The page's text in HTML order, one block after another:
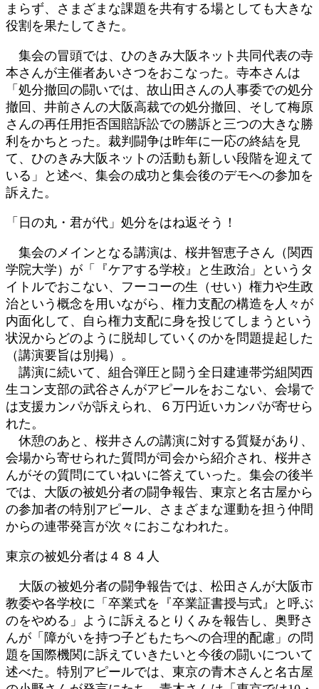
まらず、さまざまな課題を共有する場としても大きな
役割を果たしてきた。
集会の冒頭では、ひのきみ大阪ネット共同代表の寺
本さんが主催者あいさつをおこなった。寺本さんは
「処分撤回の闘いでは、故山田さんの人事委での処分
撤回、井前さんの大阪高裁での処分撤回、そして梅原
さんの再任用拒否国賠訴訟での勝訴と三つの大きな勝
利をかちとった。裁判闘争は昨年に一応の終結を見
て、ひのきみ大阪ネットの活動も新しい段階を迎えて
いる」と述べ、集会の成功と集会後のデモへの参加を
訴えた。
「日の丸・君が代」処分をはね返そう！
集会のメインとなる講演は、桜井智恵子さん（関西
学院大学）が「『ケアする学校』と生政治」というタ
イトルでおこない、フーコーの生（せい）権力や生政
治という概念を用いながら、権力支配の構造を人々が
内面化して、自ら権力支配に身を投じてしまうという
状況からどのように脱却していくのかを問題提起した
（講演要旨は別掲）。
講演に続いて、組合弾圧と闘う全日建連帯労組関西
生コン支部の武谷さんがアピールをおこない、会場で
は支援カンパが訴えられ、６万円近いカンパが寄せら
れた。
休憩のあと、桜井さんの講演に対する質疑があり、
会場から寄せられた質問が司会から紹介され、桜井さ
んがその質問にていねいに答えていった。集会の後半
では、大阪の被処分者の闘争報告、東京と名古屋から
の参加者の特別アピール、さまざまな運動を担う仲間
からの連帯発言が次々におこなわれた。
東京の被処分者は４８４人
大阪の被処分者の闘争報告では、松田さんが大阪市
教委や各学校に「卒業式を『卒業証書授与式』と呼ぶ
のをやめる」ように訴えるとりくみを報告し、奥野さ
んが「障がいを持つ子どもたちへの合理的配慮」の問
題を国際機関に訴えていきたいと今後の闘いについて
述べた。特別アピールでは、東京の青木さんと名古屋